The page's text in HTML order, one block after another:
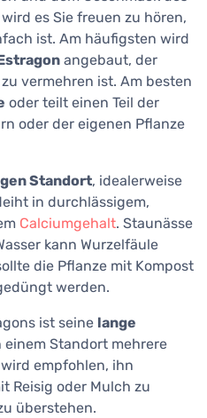
es Sie freuen zu hören,
ist. Am häufigsten wird
angebaut, der
vermehren ist. Am besten
oder teilt einen Teil der
oder der eigenen Pflanze
Standort, idealerweise
in durchlässigem,
Calciumgehalt. Staunässe
kann Wurzelfäule
die Pflanze mit Kompost
werden.
ist seine lange
einem Standort mehrere
empfohlen, ihn
Reisig oder Mulch zu
überstehen.